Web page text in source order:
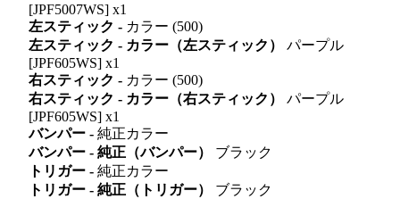
[JPF5007WS] x1
左スティック - カラー (500)
左スティック - カラー（左スティック）
パープル
[JPF605WS] x1
右スティック - カラー (500)
右スティック - カラー（右スティック）
パープル
[JPF605WS] x1
バンパー - 純正カラー
バンパー - 純正（バンパー）
ブラック
トリガー - 純正カラー
トリガー - 純正（トリガー）
ブラック